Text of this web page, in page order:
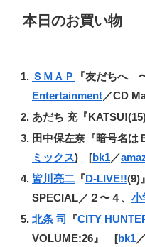
本日のお買い物
ＳＭＡＰ 『友だちへ
Entertainment／CD
あだち 充『
田中保左奈『暗号名は
ミックス) [bk1／
皆川亮二 『D-LIVE!!(9)
SPECIAL／２〜４、 小
北条 司
『CITY
VOLUME:26』 [bk1／